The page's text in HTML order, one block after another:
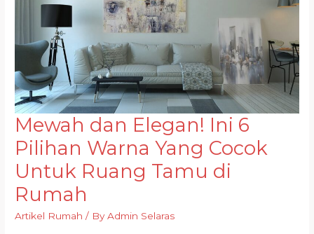
Mewah dan Elegan! Ini 6
Pilihan Warna Yang Cocok
Untuk Ruang Tamu di
Rumah
Artikel Rumah / ByAdmin Selaras
Mewah
dan
Elegan!
Ini
6